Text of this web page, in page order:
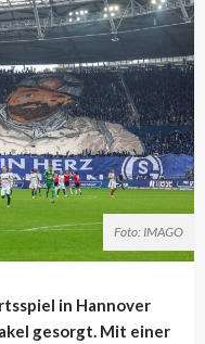
Foto: IMAGO
in Hannover
gesorgt. Mit einer